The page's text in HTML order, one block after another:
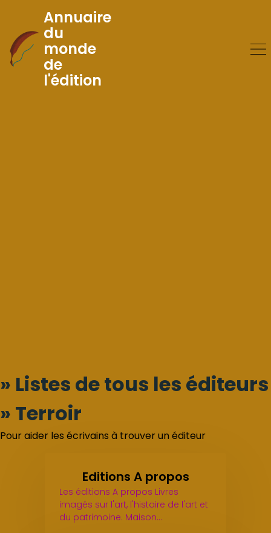
Skip
to
Content
Annuaire
du
monde
de
l'édition
» Listes de tous les éditeurs
» Terroir
Pour aider les écrivains à trouver un éditeur
Editions A propos
Les éditions A propos Livres
imagés sur l'art, l'histoire de l'art et
du patrimoine. Maison…